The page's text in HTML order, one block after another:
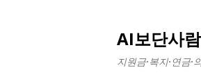
AI보단사
지원금·복지·연금